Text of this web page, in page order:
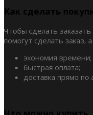
Как сделать
Чтобы сделать
помогут сделать заказ,
экономия времени;
быстрая оплата;
доставка прямо по